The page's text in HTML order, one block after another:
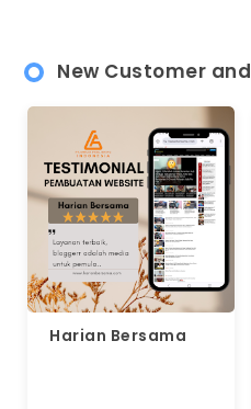
New Customer
Harian Bersama